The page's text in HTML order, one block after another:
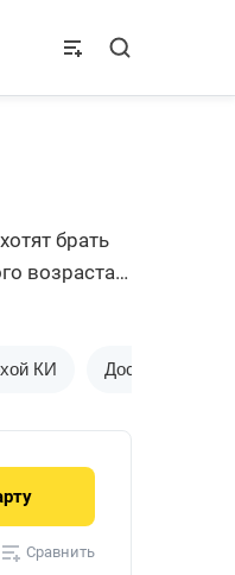
брать
возраста.
КИ Доставка на
Сравнить